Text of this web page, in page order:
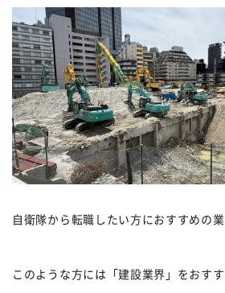
自衛隊から転職したい方におすすめの
このような方には「建設業界」をおすす